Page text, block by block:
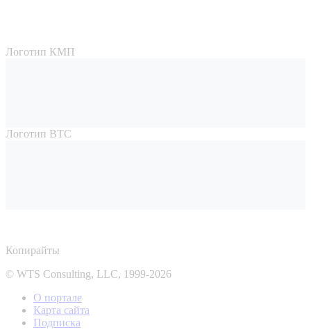
Логотип КМП
Логотип ВТС
Копирайты
© WTS Consulting, LLC, 1999-2026
О портале
Карта сайта
Подписка